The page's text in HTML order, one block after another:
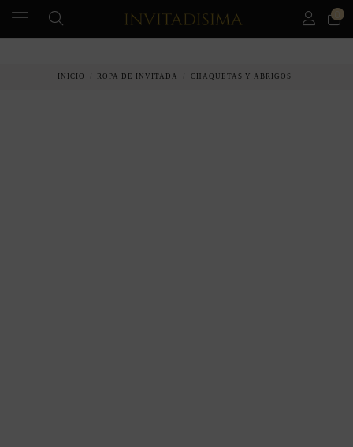
INICIO ROPA DE INVITADA CHAQUETAS Y ABRIGOS